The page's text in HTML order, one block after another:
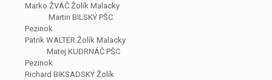
Marko ŽVÁČ Žolík Malacky
Martin BILSKÝ PŠC
Pezinok
Patrik WALTER Žolík Malacky
Matej KUDRNÁČ PŠC
Pezinok
Richard BIKSADSKÝ Žolík